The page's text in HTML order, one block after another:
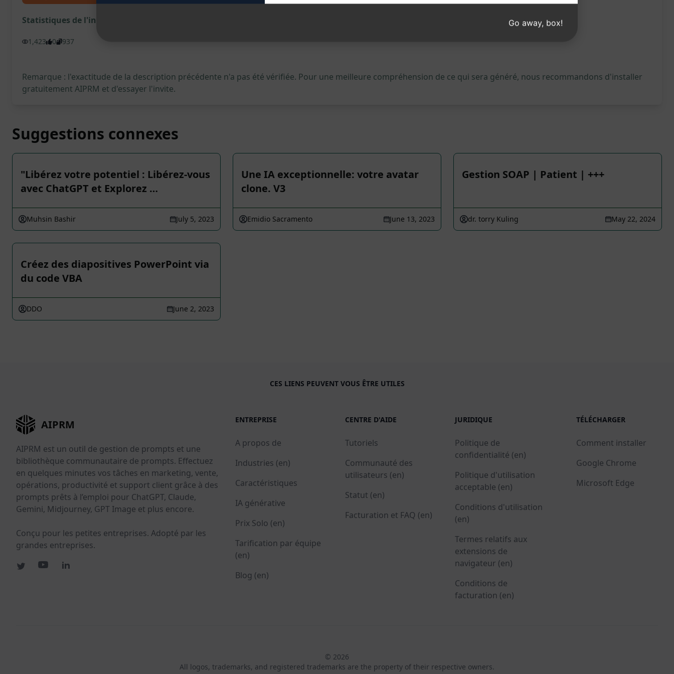
Statistiques de l'invite
1,423 0 937
Remarque : l'exactitude de la description précédente n'a pas été vérifiée. Pour une meilleure compréhension de ce qui sera généré, nous recommandons d'installer
gratuitement AIPRM et d'essayer l'invite.
Suggestions connexes
"Libérez votre potentiel : Libérez-vous
avec ChatGPT et Explorez …
Muhsin Bashir July 5, 2023
Une IA exceptionnelle: votre avatar
clone. V3
Emidio Sacramento June 13, 2023
Gestion SOAP | Patient | +++
dr. torry Kuling May 22, 2024
Créez des diapositives PowerPoint via
du code VBA
DDO June 2, 2023
CES LIENS PEUVENT VOUS ÊTRE UTILES
AIPRM
AIPRM est un outil de gestion de prompts et une
bibliothèque communautaire de prompts. Effectuez
en quelques minutes vos tâches en marketing, vente,
opérations, productivité et support client grâce à des
prompts prêts à l’emploi pour ChatGPT, Claude,
Gemini, Midjourney, GPT Image et plus encore.
Conçu pour les petites entreprises. Adopté par les
grandes entreprises.
ENTREPRISE
A propos de
Industries (en)
Caractéristiques
IA générative
Prix Solo (en)
Tarification par équipe
(en)
Blog (en)
CENTRE D'AIDE
Tutoriels
Communauté des
utilisateurs (en)
Statut (en)
Facturation et FAQ (en)
JURIDIQUE
Politique de
confidentialité (en)
Politique d'utilisation
acceptable (en)
Conditions d'utilisation
(en)
Termes relatifs aux
extensions de
navigateur (en)
Conditions de
facturation (en)
TÉLÉCHARGER
Comment installer
Google Chrome
Microsoft Edge
© 2026
All logos, trademarks, and registered trademarks are the property of their respective owners.
Go away, box!